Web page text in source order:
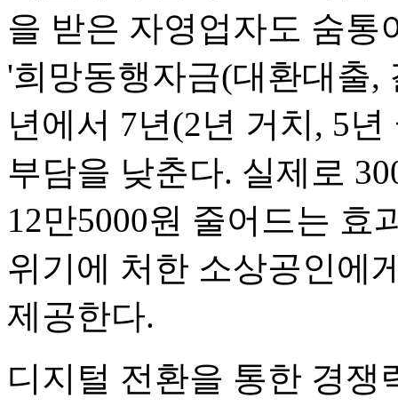
을 받은 자영업자도 숨통
'희망동행자금(대환대출,
년에서 7년(2년 거치, 5
부담을 낮춘다. 실제로
12만5000원 줄어드는 효
위기에 처한 소상공인에
제공한다.
디지털 전환을 통한 경쟁